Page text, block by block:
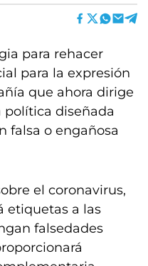
para rehacer
para la expresión
que ahora dirige
política diseñada
falsa o engañosa
el coronavirus,
etiquetas a las
falsedades